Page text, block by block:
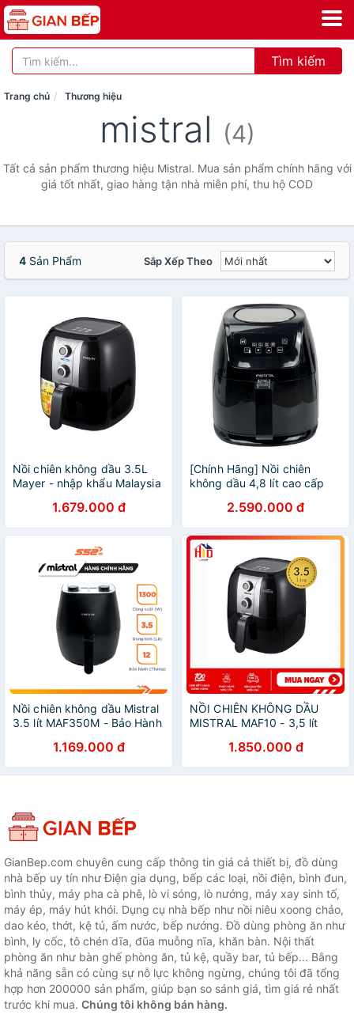
Tìm kiếm
Trang chủ Thương hiệu
mistral (4)
Tất cả sản phẩm thương hiệu Mistral. Mua sản phẩm chính hãng với
giá tốt nhất, giao hàng tận nhà miễn phí, thu hộ COD
4 Sản Phẩm Sắp Xếp Theo
Nồi chiên không dầu 3.5L
Mayer - nhập khẩu Malaysia
1.679.000 đ
[Chính Hãng] Nồi chiên
không dầu 4,8 lít cao cấp
Malaysia lỗi 1 đổi 1, bảo hành
12 tháng
2.590.000 đ
Nồi chiên không dầu Mistral
3.5 lít MAF350M - Bảo Hành
1.169.000 đ
NỒI CHIÊN KHÔNG DẦU
MISTRAL MAF10 - 3,5 lít
1.850.000 đ
GianBep.com chuyên cung cấp thông tin giá cả thiết bị, đồ dùng
nhà bếp uy tín như Điện gia dụng, bếp các loại, nồi điện, bình đun,
bình thủy, máy pha cà phê, lò vi sóng, lò nướng, máy xay sinh tố,
máy ép, máy hút khói. Dụng cụ nhà bếp như nồi niêu xoong chảo,
dao kéo, thớt, kệ tủ, ấm nước, bếp nướng. Đồ dùng phòng ăn như
bình, ly cốc, tô chén dĩa, đũa muỗng nĩa, khăn bàn. Nội thất
phòng ăn như bàn ghế phòng ăn, tủ kệ, quầy bar, tủ bếp... Bằng
khả năng sẵn có cùng sự nỗ lực không ngừng, chúng tôi đã tổng
hợp hơn 200000 sản phẩm, giúp bạn so sánh giá, tìm giá rẻ nhất
trước khi mua. Chúng tôi không bán hàng.